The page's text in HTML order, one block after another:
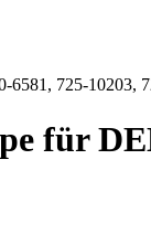
6581, 725-10203,
für